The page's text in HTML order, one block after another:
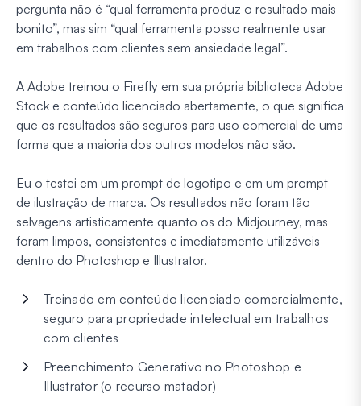
pergunta não é “qual ferramenta produz o resultado mais
bonito”, mas sim “qual ferramenta posso realmente usar
em trabalhos com clientes sem ansiedade legal”.
A Adobe treinou o Firefly em sua própria biblioteca Adobe
Stock e conteúdo licenciado abertamente, o que significa
que os resultados são seguros para uso comercial de uma
forma que a maioria dos outros modelos não são.
Eu o testei em um prompt de logotipo e em um prompt
de ilustração de marca. Os resultados não foram tão
selvagens artisticamente quanto os do Midjourney, mas
foram limpos, consistentes e imediatamente utilizáveis
dentro do Photoshop e Illustrator.
Treinado em conteúdo licenciado comercialmente,
seguro para propriedade intelectual em trabalhos
com clientes
Preenchimento Generativo no Photoshop e
Illustrator (o recurso matador)